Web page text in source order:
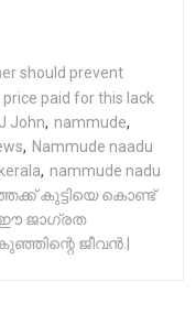
should prevent
paid for this lack
John, nammude,
, Nammude naadu
, nammude nadu
കുട്ടിയെ കൊണ്ട്‌
ജാഗ്രത
ജീവൻ.|